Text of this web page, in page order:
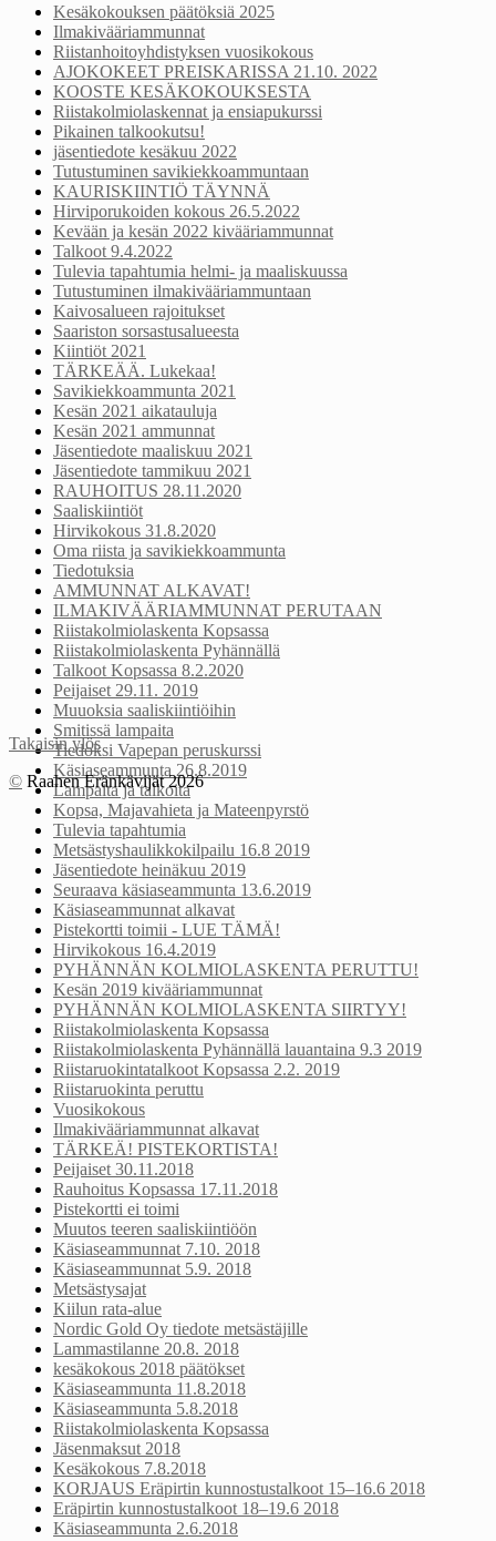
Kesäkokouksen päätöksiä 2025
Ilmakivääriammunnat
Riistanhoitoyhdistyksen vuosikokous
AJOKOKEET PREISKARISSA 21.10. 2022
KOOSTE KESÄKOKOUKSESTA
Riistakolmiolaskennat ja ensiapukurssi
Pikainen talkookutsu!
jäsentiedote kesäkuu 2022
Tutustuminen savikiekkoammuntaan
KAURISKIINTIÖ TÄYNNÄ
Hirviporukoiden kokous 26.5.2022
Kevään ja kesän 2022 kivääriammunnat
Talkoot 9.4.2022
Tulevia tapahtumia helmi- ja maaliskuussa
Tutustuminen ilmakivääriammuntaan
Kaivosalueen rajoitukset
Saariston sorsastusalueesta
Kiintiöt 2021
TÄRKEÄÄ. Lukekaa!
Savikiekkoammunta 2021
Kesän 2021 aikatauluja
Kesän 2021 ammunnat
Jäsentiedote maaliskuu 2021
Jäsentiedote tammikuu 2021
RAUHOITUS 28.11.2020
Saaliskiintiöt
Hirvikokous 31.8.2020
Oma riista ja savikiekkoammunta
Tiedotuksia
AMMUNNAT ALKAVAT!
ILMAKIVÄÄRIAMMUNNAT PERUTAAN
Riistakolmiolaskenta Kopsassa
Riistakolmiolaskenta Pyhännällä
Talkoot Kopsassa 8.2.2020
Peijaiset 29.11. 2019
Muuoksia saaliskiintiöihin
Smitissä lampaita
Tiedoksi Vapepan peruskurssi
Käsiaseammunta 26.8.2019
Lampaita ja talkoita
Kopsa, Majavahieta ja Mateenpyrstö
Tulevia tapahtumia
Metsästyshaulikkokilpailu 16.8 2019
Jäsentiedote heinäkuu 2019
Seuraava käsiaseammunta 13.6.2019
Käsiaseammunnat alkavat
Pistekortti toimii - LUE TÄMÄ!
Hirvikokous 16.4.2019
PYHÄNNÄN KOLMIOLASKENTA PERUTTU!
Kesän 2019 kivääriammunnat
PYHÄNNÄN KOLMIOLASKENTA SIIRTYY!
Riistakolmiolaskenta Kopsassa
Riistakolmiolaskenta Pyhännällä lauantaina 9.3 2019
Riistaruokintatalkoot Kopsassa 2.2. 2019
Riistaruokinta peruttu
Vuosikokous
Ilmakivääriammunnat alkavat
TÄRKEÄ! PISTEKORTISTA!
Peijaiset 30.11.2018
Rauhoitus Kopsassa 17.11.2018
Pistekortti ei toimi
Muutos teeren saaliskiintiöön
Käsiaseammunnat 7.10. 2018
Käsiaseammunnat 5.9. 2018
Metsästysajat
Kiilun rata-alue
Nordic Gold Oy tiedote metsästäjille
Lammastilanne 20.8. 2018
kesäkokous 2018 päätökset
Käsiaseammunta 11.8.2018
Käsiaseammunta 5.8.2018
Riistakolmiolaskenta Kopsassa
Jäsenmaksut 2018
Kesäkokous 7.8.2018
KORJAUS Eräpirtin kunnostustalkoot 15–16.6 2018
Eräpirtin kunnostustalkoot 18–19.6 2018
Käsiaseammunta 2.6.2018
Takaisin ylös
© Raahen Eränkävijät 2026